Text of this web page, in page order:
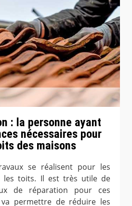
: la personne ayant
nécessaires pour
des maisons
se réalisent pour les
les toits. Il est très utile de
de réparation pour ces
permettre de réduire les